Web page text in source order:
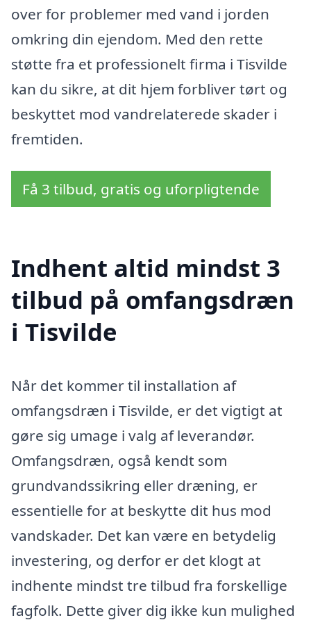
over for problemer med vand i jorden
omkring din ejendom. Med den rette
støtte fra et professionelt firma i Tisvilde
kan du sikre, at dit hjem forbliver tørt og
beskyttet mod vandrelaterede skader i
fremtiden.
Få 3 tilbud, gratis og uforpligtende
Indhent altid mindst 3
tilbud på omfangsdræn
i Tisvilde
Når det kommer til installation af
omfangsdræn i Tisvilde, er det vigtigt at
gøre sig umage i valg af leverandør.
Omfangsdræn, også kendt som
grundvandssikring eller dræning, er
essentielle for at beskytte dit hus mod
vandskader. Det kan være en betydelig
investering, og derfor er det klogt at
indhente mindst tre tilbud fra forskellige
fagfolk. Dette giver dig ikke kun mulighed